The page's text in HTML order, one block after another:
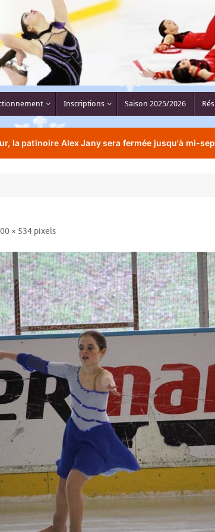
Inscriptions Saison 2025/2026
la patinoire Alex Jany sera fermée jusqu'à mi-
× 534 pixels